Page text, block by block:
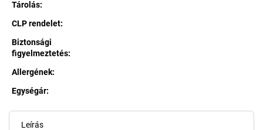
Tárolás:
CLP rendelet:
Biztonsági
figyelmeztetés:
Allergének:
Egységár:
Leírás